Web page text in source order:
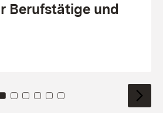
Berufs­tätige und
Zu Kachel: 0
Zu Kachel: 1
Zu Kachel: 2
Zu Kachel: 3
Zu Kachel: 4
Zu Kachel: 5